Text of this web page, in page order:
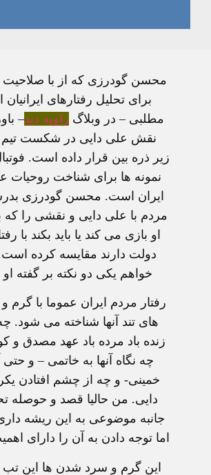
محسن گودرزی که از با صلاحيت
برای تحليل رفتارهای
مطلبی – در وبلاگ زاويه ديد–
نقش علی دايی در شکست تيم
زير ذره بين قرار داده است.
نمونه ها برای شناخت روحيات
ايران است. محسن گودرزی
مردم با علی دايی و نقشی را که
او بازی می کند يا بايد بکند با
دولت دارند مقايسه کرده
خواهم يکی دو نکته بر گفته او
رفتار مردم ايران عموما با
های تند آنها شناخته می شود.
زنده باد مرده باد عهد مصدق و
چه نگاه آنها به خاتمی – و حتی
خمينی- و چه از چشم افتادن
دايی. من حاليا قصد و حوصله
جانبه موضوعی به اين ريشه
اما توجه دادن به آن را دارای
اين گرم و سرد شدن ها اين